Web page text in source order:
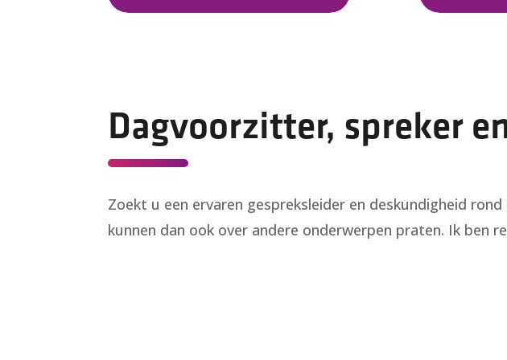
Dagvoorzitter, spreker
Zoekt u een ervaren gespreksleider en deskundigheid
kunnen dan ook over andere onderwerpen praten. Ik ben